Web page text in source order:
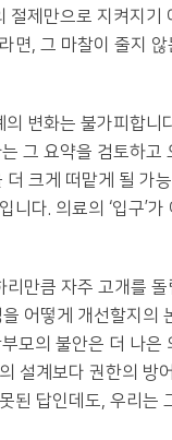
절제만으로 지켜지기
, 그 마찰이 줄지 않
변화는 불가피합
그 요약을 검토하
크게 떠맡게 될 가
니다. 의료의 ‘입구’
만큼 자주 고개를
어떻게 개선할지의
모의 불안은 더 나은
설계보다 권한의 방
된 답인데도, 우리는